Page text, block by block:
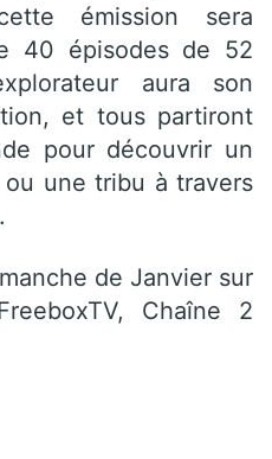
émission sera
40 épisodes de 52
aura son
et tous partiront
pour découvrir un
une tribu à travers
de Janvier sur
Chaîne 2